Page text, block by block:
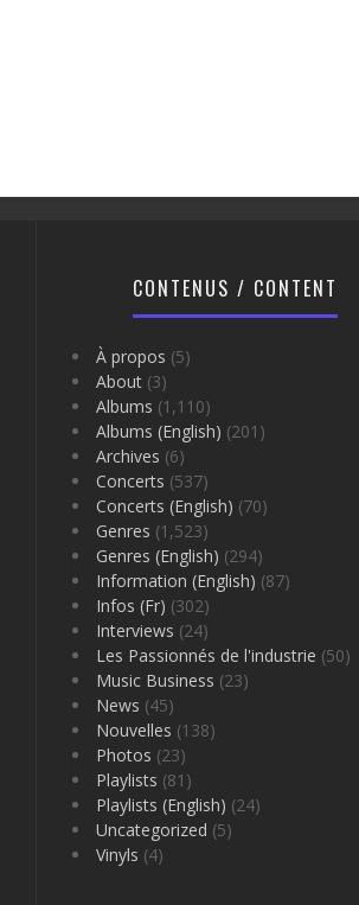
CONTENUS / CONTENT
À propos (5)
About (3)
Albums (1,110)
Albums (English) (201)
Archives (6)
Concerts (537)
Concerts (English) (70)
Genres (1,523)
Genres (English) (294)
Information (English) (87)
Infos (Fr) (302)
Interviews (24)
Les Passionnés de l'industrie (50)
Music Business (23)
News (45)
Nouvelles (138)
Photos (23)
Playlists (81)
Playlists (English) (24)
Uncategorized (5)
Vinyls (4)